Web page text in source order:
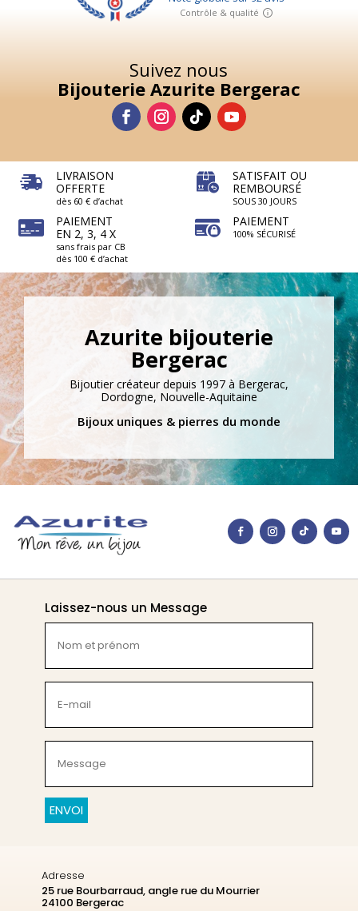
Suivez nous
Bijouterie Azurite Bergerac
LIVRAISON
OFFERTE
dès 60 € d’achat
PAIEMENT
EN 2, 3, 4 X
sans frais par CB
dès 100 € d’achat
SATISFAIT OU
REMBOURSÉ
SOUS 30 JOURS
PAIEMENT
100% SÉCURISÉ
Azurite bijouterie
Bergerac
Bijoutier créateur depuis 1997 à Bergerac,
Dordogne, Nouvelle-Aquitaine
Bijoux uniques & pierres du monde
Laissez-nous un Message
et
prénom
(Nécessaire)
mail
(Nécessaire)
(Nécessaire)
CAPTCHA
Adresse
25 rue Bourbarraud, angle rue du Mourrier
24100 Bergerac